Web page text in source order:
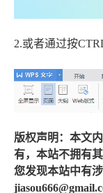
2.或者通过按
版权声明：本文
有，本站不拥有
您发现本站中有